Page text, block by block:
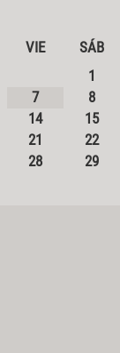
VIE
SÁB
1
7
8
14
15
21
22
28
29